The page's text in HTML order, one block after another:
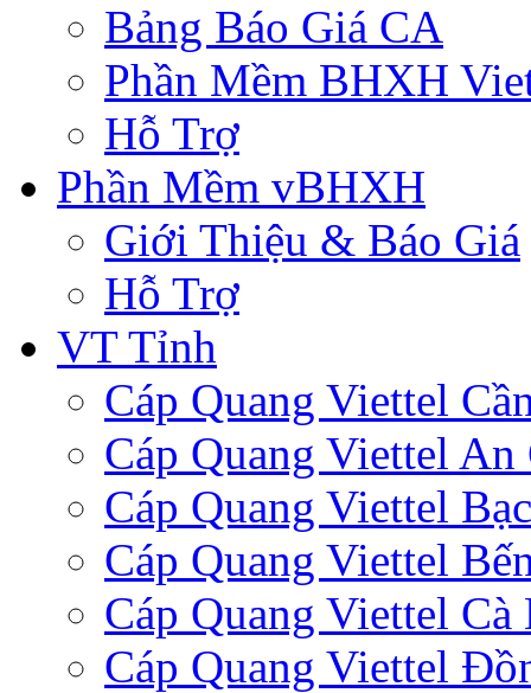
Bảng Báo Giá CA
Phần Mềm BHXH
Hỗ Trợ
Phần Mềm vBHXH
Giới Thiệu & Báo Giá
Hỗ Trợ
VT Tỉnh
Cáp Quang Viettel
Cáp Quang Viettel An
Cáp Quang Viettel
Cáp Quang Viettel
Cáp Quang Viettel Cà
Cáp Quang Viettel